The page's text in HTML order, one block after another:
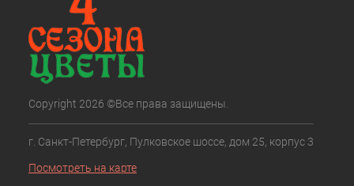
Copyright 2026 ©Все права защищены.
г. Санкт-Петербург, Пулковское шоссе, дом 25, корпус 3
Посмотреть на карте